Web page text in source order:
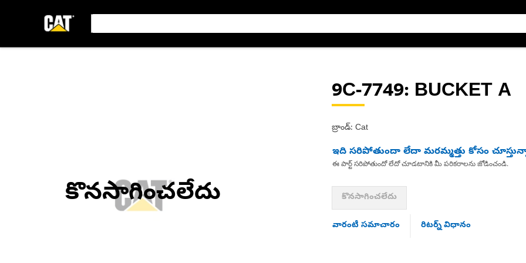
కొనసాగించలేదు
9C-7749: BUCKET A
బ్రాండ్: Cat
ఇది సరిపోతుందా లేదా మరమ్మత్తు కోసం
ఈ పార్ట్ సరిపోతుందో లేదో చూడటానికి మీ పరికరాలను జోడించండి.
కొనసాగించలేదు
వారంటీ సమాచారం రిటర్న్ విధానం